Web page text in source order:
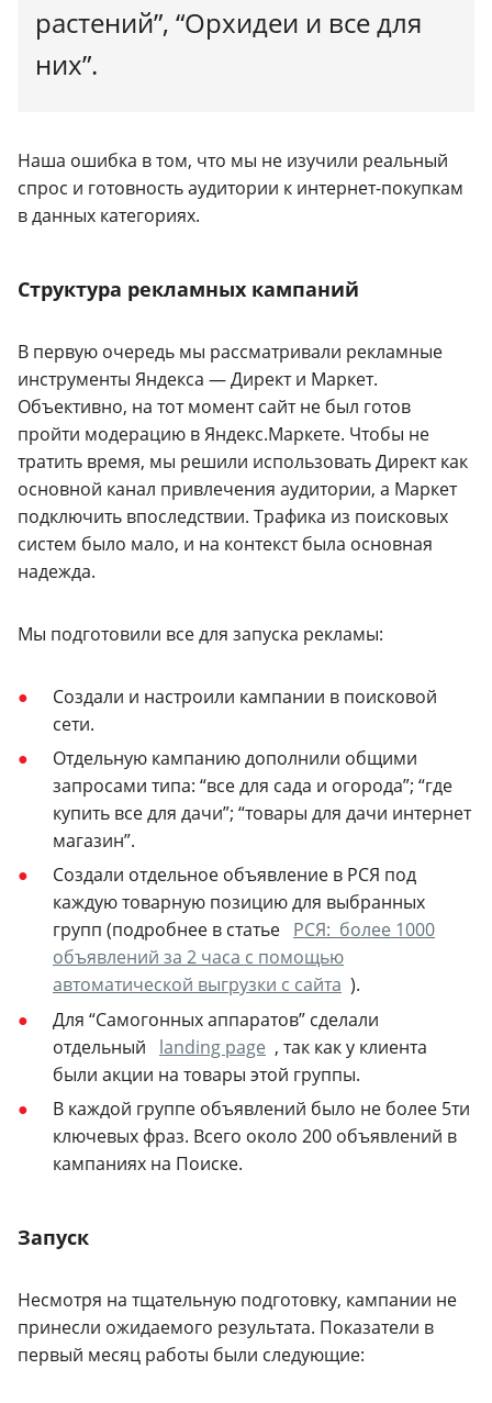
растений”, “Орхидеи и все для
них”.
Наша ошибка в том, что мы не изучили реальный
спрос и готовность аудитории к интернет-покупкам
в данных категориях.
Структура рекламных кампаний
В первую очередь мы рассматривали рекламные
инструменты Яндекса — Директ и Маркет.
Объективно, на тот момент сайт не был готов
пройти модерацию в Яндекс.Маркете. Чтобы не
тратить время, мы решили использовать Директ как
основной канал привлечения аудитории, а Маркет
подключить впоследствии. Трафика из поисковых
систем было мало, и на контекст была основная
надежда.
Мы подготовили все для запуска рекламы:
Создали и настроили кампании в поисковой
сети.
Отдельную кампанию дополнили общими
запросами типа: “все для сада и огорода”; “где
купить все для дачи”; “товары для дачи интернет
магазин”.
Создали отдельное объявление в РСЯ под
каждую товарную позицию для выбранных
групп (подробнее в статье РСЯ: более 1000
объявлений за 2 часа с помощью
автоматической выгрузки с сайта ).
Для “Самогонных аппаратов” сделали
отдельный
landing page , так как у клиента
были акции на товары этой группы.
В каждой группе объявлений было не более 5ти
ключевых фраз. Всего около 200 объявлений в
кампаниях на Поиске.
Запуск
Несмотря на тщательную подготовку, кампании не
принесли ожидаемого результата. Показатели в
первый месяц работы были следующие: